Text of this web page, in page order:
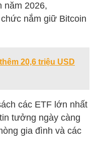
năm 2026,
nắm giữ Bitcoin
20,6 triệu USD
các ETF lớn nhất
tưởng ngày càng
gia đình và các